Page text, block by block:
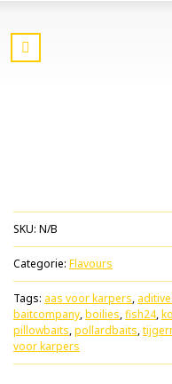
SKU: N/B
Categorie: Flavours
Tags: aas voor karpers,
baitcompany,boilies,fish24,
pillowbaits,pollardbaits,
voor karpers